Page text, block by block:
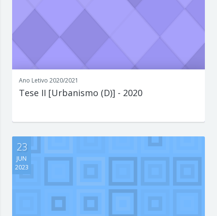
Ano Letivo 2020/2021
Tese II [Urbanismo (D)] - 2020
interessante o que est...
23
JUN
2023